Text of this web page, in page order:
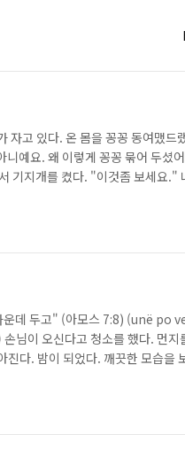
자고 있다. 온 몸을 꽁꽁 동여맸드
예요. 왜 이렇게 꽁꽁 묶어 두셨
기지개를 켰다. "이것좀 보세요."
아팠다. 그 자리에는 아기, 아기
딸을 위해 기도해 주고 돌아왔다.
운데 두고" (아모스 7:8) (unë
오신다고 청소를 했다. 먼지
진다. 밤이 되었다. 깨끗한 모습을
는 신부는 온갖 치장을 하고 세상
하하 내 마음의 집을 깨끗히 청소